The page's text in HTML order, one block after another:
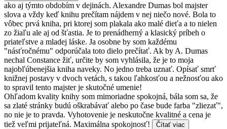
ako aj týmto obdobím v dejinách. Alexandre Dumas bol majster
slova a vždy keď knihu prečítam nájdem v nej niečo nové. Bola to
vôbec prvá kniha, pri ktorej som plakala ako malé dieťa a to nielen
zo žiaľu ale aj od šťastia. Je to prenádherný a klasický príbeh o
priateľstve a mladej láske. Ja osobne by som každému
"násťročnému" odporúčala toto dielo prečítať. Ak by A. Dumas
nechal Constance žiť, určite by som vyhlásila, že je to moja
najobľúbenejšia kniha naveky. No jedno treba uznať. Opísať smrť
knižnej postavy v dvoch vetách, s takou ľahkosťou a nežnosťou ako
to spravil tento majster je skutočné umenie!
Ohľadom kvality knihy som mimoriadne spokojná, bála som sa, že
sa zlaté stránky budú oškrabávať alebo po čase bude farba "zliezať",
no nie je to pravda. Vyhotovenie je neskutočne kvalitné a cena je
tiež veľmi prijateľná. Maximálna spokojnosť!
Čítať viac